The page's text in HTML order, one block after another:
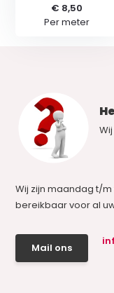
€ 8,50
Per meter
Wij zijn maandag t/m
bereikbaar voor al
Mail ons